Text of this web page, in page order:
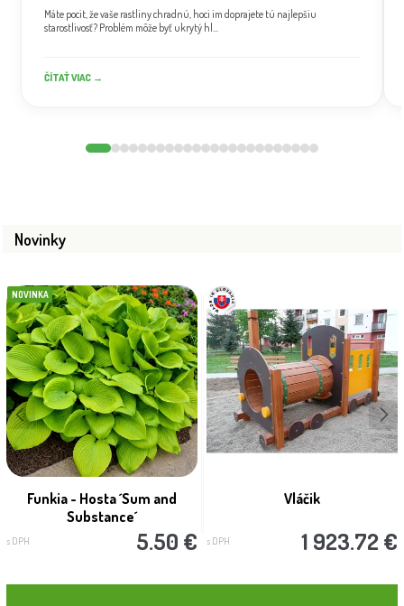
Máte pocit, že vaše rastliny chradnú, hoci im doprajete tú najlepšiu
starostlivosť? Problém môže byť ukrytý hl...
ČÍTAŤ VIAC →
Novinky
NOVINKA
Funkia - Hosta ´Sum and
Substance´
s DPH 5.50 €
Vláčik
s DPH 1 923.72 €